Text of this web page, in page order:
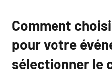
Comment
pour votre
sélectionner le